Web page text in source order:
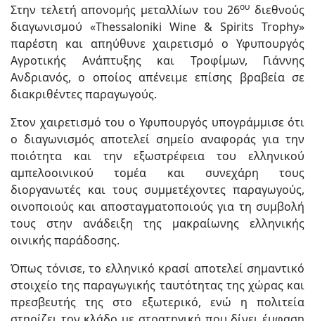
Στην τελετή απονομής μεταλλίων του 26ου διεθνούς
διαγωνισμού «Thessaloniki Wine & Spirits Trophy»
παρέστη και απηύθυνε χαιρετισμό ο Υφυπουργός
Αγροτικής Ανάπτυξης και Τροφίμων, Γιάννης
Ανδριανός, ο οποίος απένειμε επίσης βραβεία σε
διακριθέντες παραγωγούς.
Στον χαιρετισμό του ο Υφυπουργός υπογράμμισε ότι
ο διαγωνισμός αποτελεί σημείο αναφοράς για την
ποιότητα και την εξωστρέφεια του ελληνικού
αμπελοοινικού τομέα και συνεχάρη τους
διοργανωτές και τους συμμετέχοντες παραγωγούς,
οινοποιούς και αποσταγματοποιούς για τη συμβολή
τους στην ανάδειξη της μακραίωνης ελληνικής
οινικής παράδοσης.
Όπως τόνισε, το ελληνικό κρασί αποτελεί σημαντικό
στοιχείο της παραγωγικής ταυτότητας της χώρας και
πρεσβευτής της στο εξωτερικό, ενώ η πολιτεία